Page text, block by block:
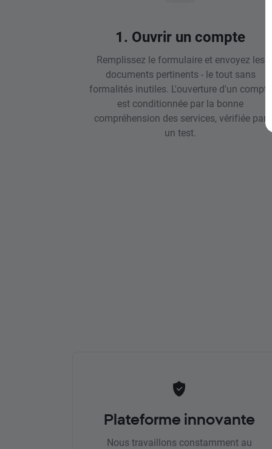
1. Ouvrir un compte
Remplissez le formulaire et envoyez les
documents pertinents - le tout sans
formalités inutiles. L'ouverture d'un compte
est conditionnée par la bonne
compréhension des services, vérifiée par
un test.
Plateforme innovante
Nous travaillons constamment au